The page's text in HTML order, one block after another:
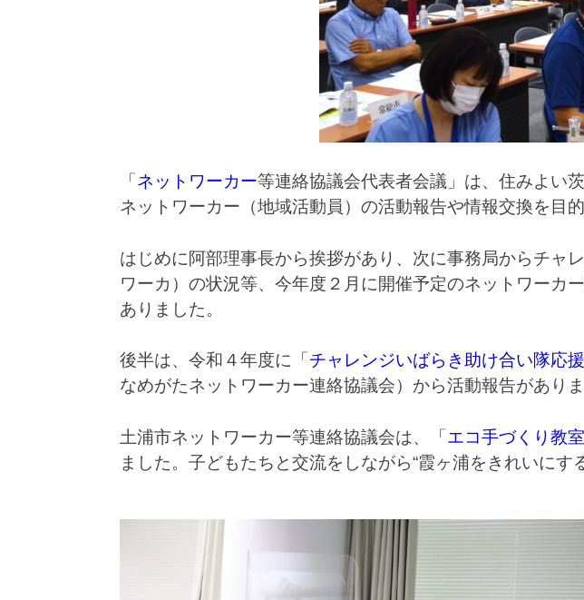
「ネットワーカー等連絡協議会代表者会議」は、住みよい
ネットワーカー（地域活動員）の活動報告や情報交換を目
はじめに阿部理事長から挨拶があり、次に事務局からチャ
ワーカ）の状況等、今年度２月に開催予定のネットワーカ
ありました。
後半は、令和４年度に「 チャレンジいばらき助け合い隊応
なめがたネットワーカー連絡協議会）から活動報告がありま
土浦市ネットワーカー等連絡協議会は、「 エコ手づくり教室
ました。子どもたちと交流をしながら“霞ヶ浦をきれいにす